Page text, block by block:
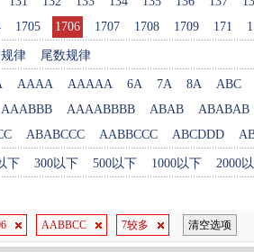
1705 1706 1707 1708 1709 171
律 尾数规律
AAAA AAAAA 6A 7A 8A
ABC
AAABBB AAAABBBB ABAB
ABABAB
ABABCCC AABBCCC ABCDDD
下 300以下 500以下 1000以下 2000
AABBCC 7较多 清空选项